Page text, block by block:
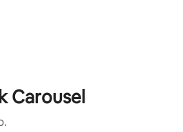
Carousel